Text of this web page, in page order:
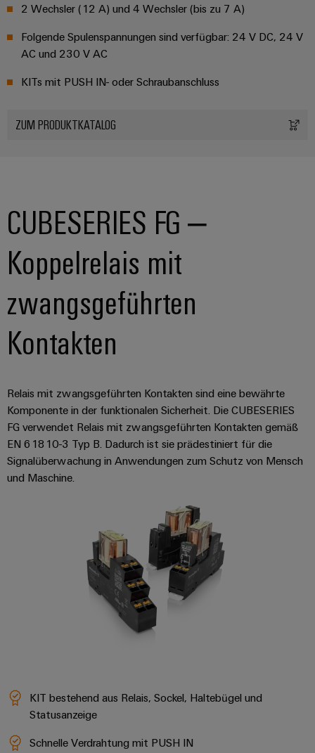
2 Wechsler (12 A) und 4 Wechsler (bis zu 7 A)
Folgende Spulenspannungen sind verfügbar: 24 V DC, 24 V
AC und 230 V AC
KITs mit PUSH IN- oder Schraubanschluss
ZUM PRODUKTKATALOG
CUBESERIES FG –
Koppelrelais mit
zwangsgeführten
Kontakten
Relais mit zwangsgeführten Kontakten sind eine bewährte
Komponente in der funktionalen Sicherheit. Die CUBESERIES
FG verwendet Relais mit zwangsgeführten Kontakten gemäß
EN 61810-3 Typ B. Dadurch ist sie prädestiniert für die
Signalüberwachung in Anwendungen zum Schutz von Mensch
und Maschine.
KIT bestehend aus Relais, Sockel, Haltebügel und
Statusanzeige
Schnelle Verdrahtung mit PUSH IN